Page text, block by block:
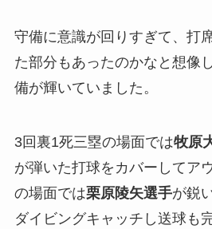
守備に意識が回りすぎて、打
た部分もあったのかなと想像
備が輝いていました。
3回裏1死三塁の場面では牧原
が弾いた打球をカバーしてア
の場面では栗原陵矢選手が鋭
ダイビングキャッチし送球も